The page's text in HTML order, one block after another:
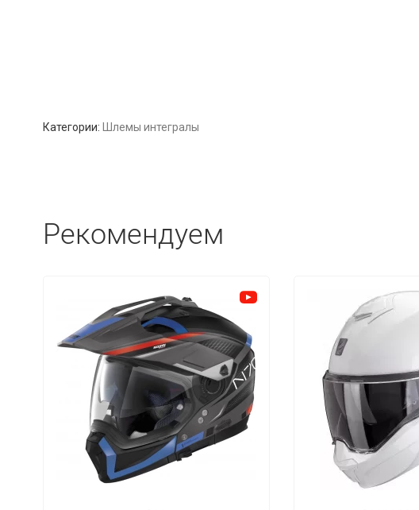
Категории: Шлемы интегралы
Рекомендуем